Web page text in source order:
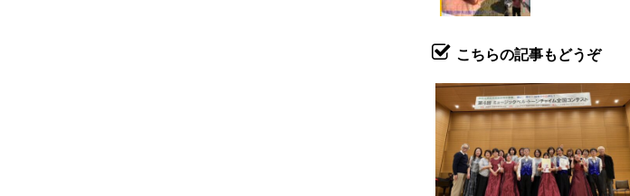
こちらの記事もどうぞ